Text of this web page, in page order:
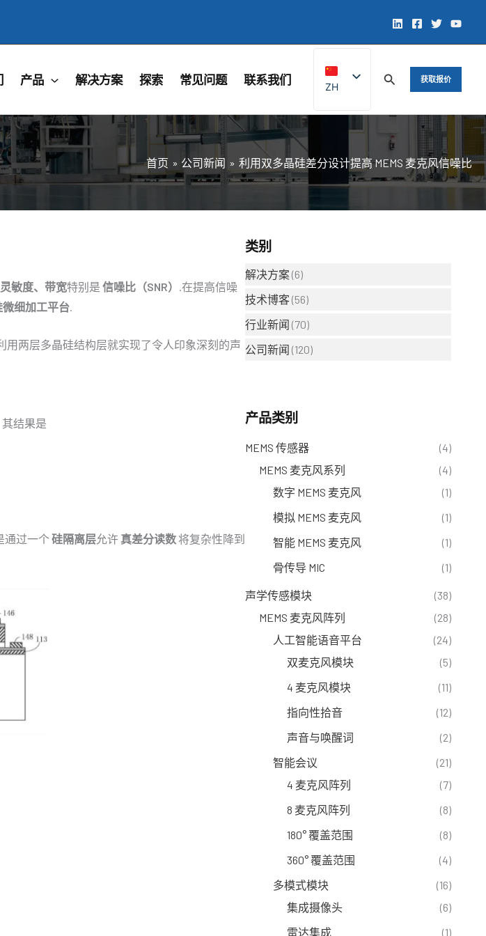
产品 解决方案 探索 常见问题 联系我们 ZH
EN
获取报价
首页 公司新闻 利用双多晶硅差分设计提高 MEMS 麦克风信噪比
灵敏度、带宽特别是 信噪比（SNR） .在提高信噪
微细加工平台.
用两层多晶硅结构层就实现了令人印象深刻的声
结果是
通过一个硅隔离层允许 真差分读数将复杂性降到
类别
解决方案(6)
技术博客(56)
行业新闻 (70)
公司新闻 (120)
产品类别
MEMS 传感器
(4)
MEMS 麦克风系列
(4)
数字 MEMS 麦克风
(1)
模拟 MEMS 麦克风
(1)
智能 MEMS 麦克风
(1)
骨传导 MIC
(1)
声学传感模块
(38)
MEMS 麦克风阵列
(28)
人工智能语音平台
(24)
双麦克风模块
(5)
4 麦克风模块
(11)
指向性拾音
(12)
声音与唤醒词
(2)
智能会议
(21)
4 麦克风阵列
(7)
8 麦克风阵列
(8)
180° 覆盖范围
(8)
360° 覆盖范围
(4)
多模式模块
(16)
集成摄像头
(6)
雷达集成
(1)